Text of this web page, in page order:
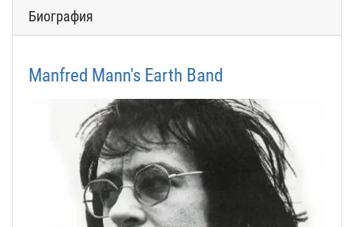
Биография
Manfred Mann's Earth Band